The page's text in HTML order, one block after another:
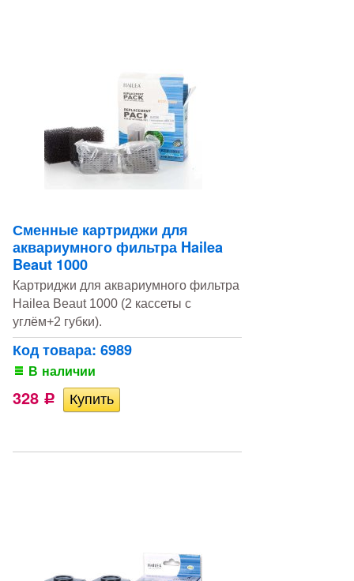
Сменные картриджи для
аквариумного фильтра Hailea
Beaut 1000
Картриджи для аквариумного фильтра
Hailea Beaut 1000 (2 кассеты с
углём+2 губки).
Код товара: 6989
В наличии
328 Р